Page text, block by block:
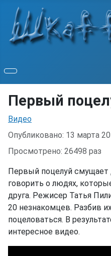
Первый
Информация о материале
Видео
Опубликовано: 13 марта
Просмотрено: 26498 раз
Первый поцелуй
говорить о людях,
друга. Режисер Татья
20 незнакомцев. Разбив
поцеловаться. В
интересное видео.